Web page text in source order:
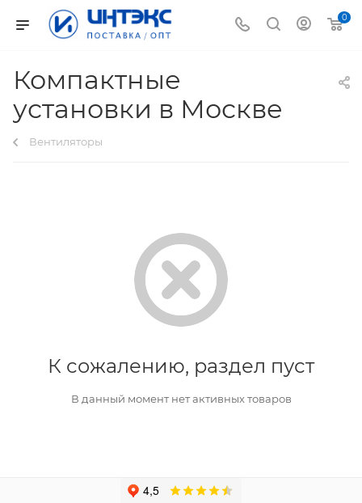
0
Компактные
установки в Москве
Вентиляторы
К сожалению, раздел пуст
В данный момент нет активных товаров